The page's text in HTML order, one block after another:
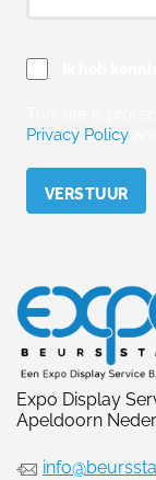
Privacy Policy
Expo Display
Apeldoorn